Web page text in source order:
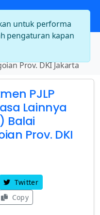
Jasa Lainnya
Prov. DKI Jakarta
PJLP
Lainnya
Balai
Prov. DKI
Twitter
Copy
untuk performa
pengaturan kapan